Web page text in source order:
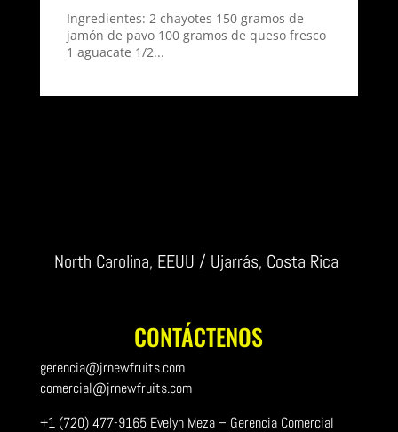
Ingredientes: 2 chayotes 150 gramos de
jamón de pavo 100 gramos de queso fresco
1 aguacate 1/2...
North Carolina, EEUU / Ujarrás, Costa Rica
CONTÁCTENOS
gerencia@jrnewfruits.com
comercial@jrnewfruits.com
+1 (720) 477-9165 Evelyn Meza – Gerencia Comercial